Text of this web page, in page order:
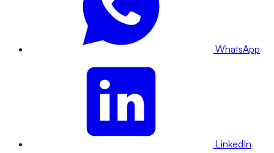
WhatsApp
LinkedIn